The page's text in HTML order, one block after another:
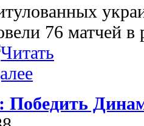
76 матчей в
Победить